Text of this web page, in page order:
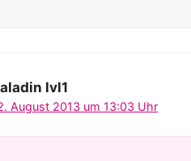
lvl1
August 2013 um 13:03 Uhr